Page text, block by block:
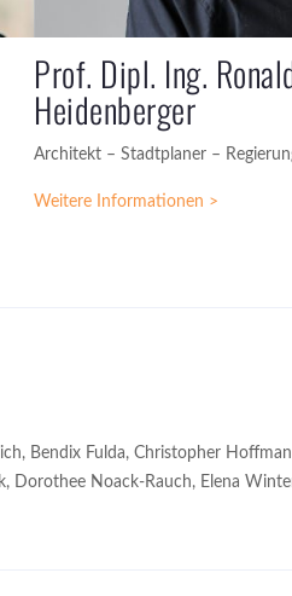
Prof. Dipl. Ing.
Heidenberger
Architekt – Stadtplaner –
Weitere Informationen >
Bendix Fulda, Christopher
Dorothee Noack-Rauch, Elena